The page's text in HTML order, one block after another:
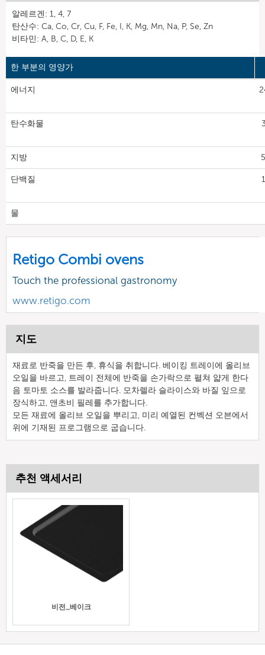
알레르겐: 1, 4, 7
탄산수: Ca, Co, Cr, Cu, F, Fe, I, K, Mg, Mn, Na, P, Se, Zn
비타민: A, B, C, D, E, K
한 부분의 영양가
에너지
탄수화물
지방
단백질
물
Retigo Combi ovens
Touch the professional gastronomy
www.retigo.com
지도
재료로 반죽을 만든 후, 휴식을 취합니다. 베이킹 트레이에 올리브
오일을 바르고, 트레이 전체에 반죽을 손가락으로 펼쳐 얇게 한다
음 토마토 소스를 발라줍니다. 모차렐라 슬라이스와 바질 잎으로
장식하고, 앤초비 필레를 추가합니다.
모든 재료에 올리브 오일을 뿌리고, 미리 예열된 컨벡션 오븐에서
위에 기재된 프로그램으로 굽습니다.
추천 액세서리
비전_베이크